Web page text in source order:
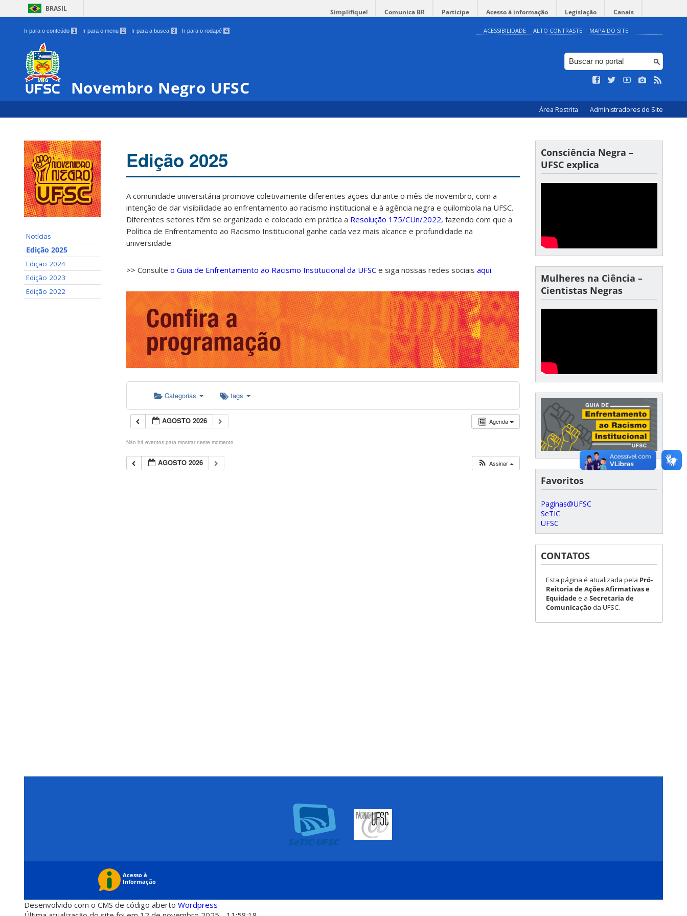
BRASIL Simplifique! Comunica BR Participe Acesso à informação Legislação Canais
Ir para o conteúdo 1 Ir para o menu 2 Ir para a busca 3 Ir para o rodapé 4 ACESSIBILIDADE ALTO CONTRASTE MAPA DO SITE
Novembro Negro UFSC
Área Restrita Administradores do Site
Notícias
Edição 2025
Edição 2024
Edição 2023
Edição 2022
Edição 2025
A comunidade universitária promove coletivamente diferentes ações durante o mês de novembro, com a
intenção de dar visibilidade ao enfrentamento ao racismo institucional e à agência negra e quilombola na UFSC.
Diferentes setores têm se organizado e colocado em prática a Resolução 175/CUn/2022, fazendo com que a
Política de Enfrentamento ao Racismo Institucional ganhe cada vez mais alcance e profundidade na
universidade.
>> Consulte o Guia de Enfrentamento ao Racismo Institucional da UFSC e siga nossas redes sociais aqui.
Categorias tags
Agenda
AGOSTO 2026
Não há eventos para mostrar neste momento.
AGOSTO 2026 Assinar
Consciência Negra –
UFSC explica
Mulheres na Ciência –
Cientistas Negras
Favoritos
Paginas@UFSC
SeTIC
UFSC
CONTATOS
Esta página é atualizada pela Pró-
Reitoria de Ações Afirmativas e
Equidadee a Secretaria de
Comunicação da UFSC.
Desenvolvido com o CMS de código aberto Wordpress